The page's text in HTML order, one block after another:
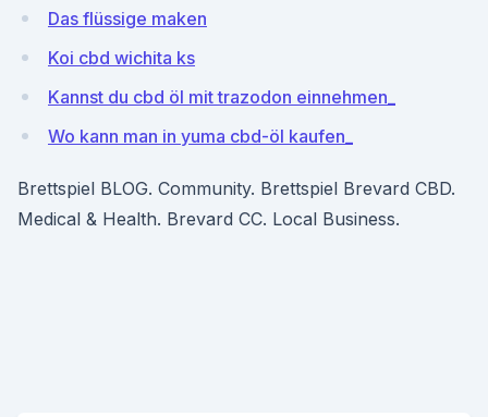
Das flüssige maken
Koi cbd wichita ks
Kannst du cbd öl mit trazodon einnehmen_
Wo kann man in yuma cbd-öl kaufen_
Brettspiel BLOG. Community. Brettspiel Brevard CBD.
Medical & Health. Brevard CC. Local Business.